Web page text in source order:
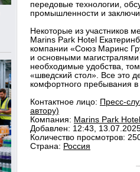
передовые технологии,
промышленности и
Некоторые из участников
Marins Park Hotel
компании «Союз Маринс
и основными магистралями
необходимые удобства,
«шведский стол». Все это
комфортного пребывания в
Контактное лицо: Пресс-
автору)
Компания: Marins Park
Добавлен: 12:43,
Количество просмотров:
Страна: Россия